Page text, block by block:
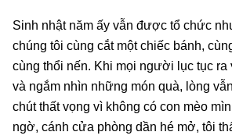
Sinh nhật năm ấy vẫn được tổ chức
chúng tôi cùng cắt một chiếc bánh,
cùng thổi nến. Khi mọi người lục tục ra
và ngắm nhìn những món quà, lòng
chút thất vọng vì không có con mèo
ngờ, cánh cửa phòng dần hé mở, tôi